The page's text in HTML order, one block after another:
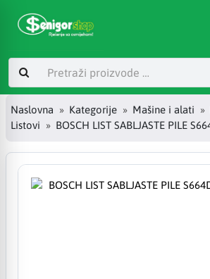
Naslovna Kategorije Mašine i alati
Listovi
BOSCH LIST SABLJASTE PILE